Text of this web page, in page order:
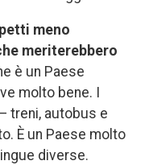
meno
meriterebbero
è un Paese
molto bene. I
treni, autobus e
È un Paese molto
diverse.